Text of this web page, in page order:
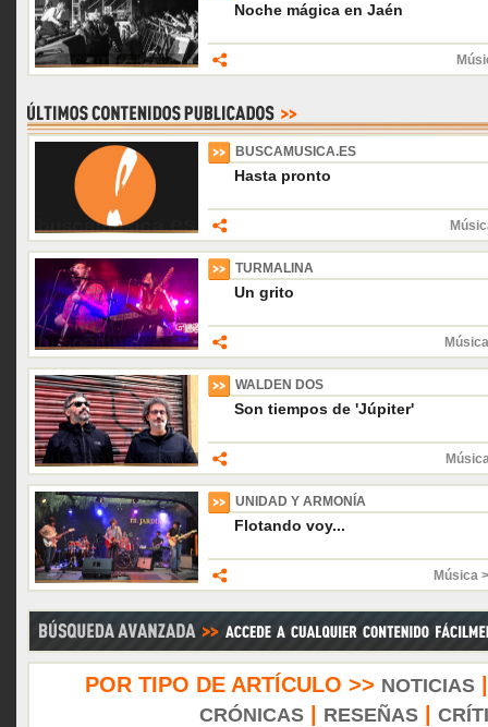
Noche mágica en Jaén
BUSCAMUSICA.ES
Hasta pronto
TURMALINA
Un grito
WALDEN DOS
Son tiempos de 'Júpiter'
UNIDAD Y ARMONÍA
Flotando voy...
Música
POR TIPO DE ARTÍCULO >> NOTICIAS
CRÓNICAS| RESEÑAS|